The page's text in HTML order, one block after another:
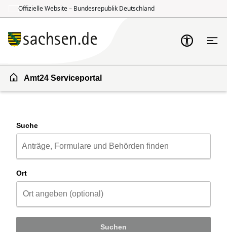
Offizielle Website – Bundesrepublik Deutschland
Amt24 Serviceportal
Suche
Ort
Suchen